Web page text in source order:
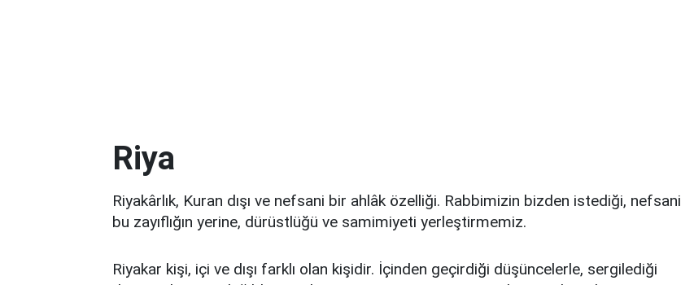
Riya
Riyakârlık, Kuran dışı ve nefsani bir ahlâk özelliği. Rabbimizin bizden istediği, nefsani
bu zayıflığın yerine, dürüstlüğü ve samimiyeti yerleştirmemiz.
Riyakar kişi, içi ve dışı farklı olan kişidir. İçinden geçirdiği düşüncelerle, sergilediği